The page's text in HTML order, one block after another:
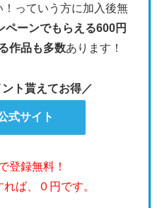
っていう方に加入後無
ペーンでもらえる600円
作品も多数あります！
ト貰えてお得／
式サイト
登録無料！
ば、０円です。